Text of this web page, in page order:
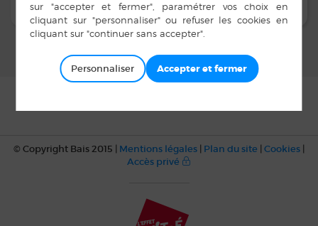
© Copyright Bais 2015 | Mentions légales | Plan du site | Cookies |
Accès privé
Personnaliser